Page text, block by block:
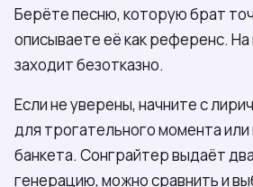
Берёте песню, которую брат
описываете её как референс.
заходит безотказно.
Если не уверены, начните с
для трогательного момента
банкета. Сонграйтер выдаёт
генерацию, можно сравнить и